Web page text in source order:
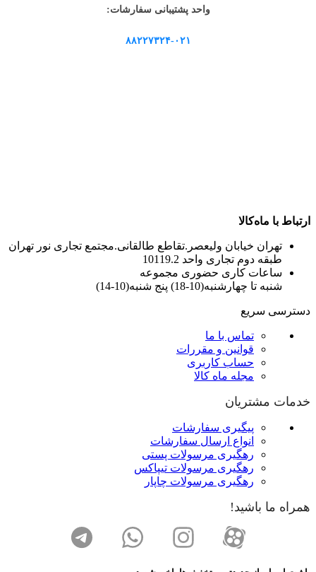
واحد پشتیبانی سفارشات:
۸۸۲۲۷۳۲۴-۰۲۱
ارتباط با ماه‌کالا
تهران خیابان ولیعصر.تقاطع طالقانی.مجتمع تجاری نور تهران
طبقه دوم تجاری واحد 10119.2
ساعات کاری حضوری مجموعه
شنبه تا چهارشنبه(10-18) پنج شنبه(10-14)
دسترسی سریع
تماس با ما
قوانین و مقررات
حساب کاربری
مجله ماه کالا
خدمات مشتریان
پیگیری سفارشات
انواع ارسال سفارشات
رهگیری مرسولات پستی
رهگیری مرسولات تیپاکس
رهگیری مرسولات چاپار
همراه ما باشید!